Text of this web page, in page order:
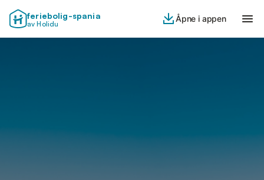
feriebolig-spania
av Holidu
Åpne i appen